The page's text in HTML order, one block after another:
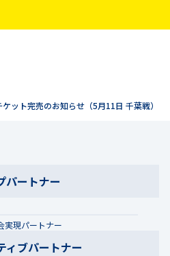
ケット完売のお知らせ（5月11日 千葉戦）
パートナー
実現パートナー
ィブパートナー